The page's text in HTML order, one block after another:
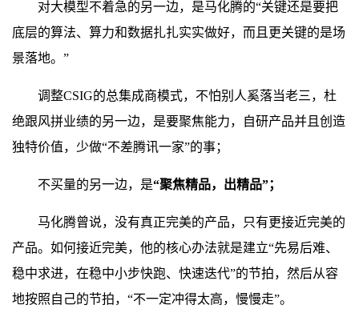
对大模型不着急的另一边，是马化腾的“关键还是要把
底层的算法、算力和数据扎扎实实做好，而且更关键的是场
景落地。”
调整CSIG的总集成商模式，不怕别人奚落当老三，杜
绝跟风拼业绩的另一边，是要聚焦能力，自研产品并且创造
独特价值，少做“不差腾讯一家”的事；
不买量的另一边，是“聚焦精品，出精品”；
马化腾曾说，没有真正完美的产品，只有更接近完美的
产品。如何接近完美，他的核心办法就是建立“先易后难、
稳中求进，在稳中小步快跑、快速迭代”的节拍，然后从容
地按照自己的节拍，“不一定冲得太高，慢慢走”。